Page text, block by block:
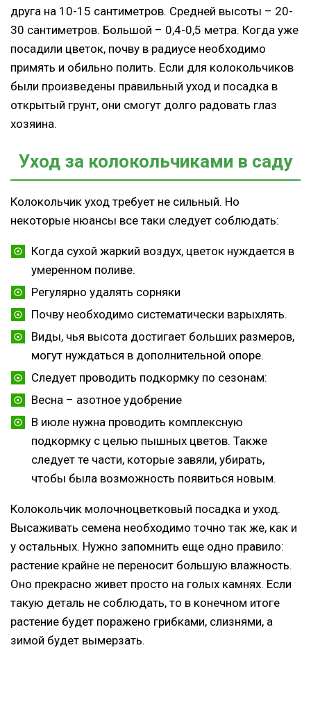
друга на 10-15 сантиметров. Средней высоты – 20-
30 сантиметров. Большой – 0,4-0,5 метра. Когда уже
посадили цветок, почву в радиусе необходимо
примять и обильно полить. Если для колокольчиков
были произведены правильный уход и посадка в
открытый грунт, они смогут долго радовать глаз
хозяина.
Уход за колокольчиками в саду
Колокольчик уход требует не сильный. Но
некоторые нюансы все таки следует соблюдать:
Когда сухой жаркий воздух, цветок нуждается в
умеренном поливе.
Регулярно удалять сорняки
Почву необходимо систематически взрыхлять.
Виды, чья высота достигает больших размеров,
могут нуждаться в дополнительной опоре.
Следует проводить подкормку по сезонам:
Весна – азотное удобрение
В июле нужна проводить комплексную
подкормку с целью пышных цветов. Также
следует те части, которые завяли, убирать,
чтобы была возможность появиться новым.
Колокольчик молочноцветковый посадка и уход.
Высаживать семена необходимо точно так же, как и
у остальных. Нужно запомнить еще одно правило:
растение крайне не переносит большую влажность.
Оно прекрасно живет просто на голых камнях. Если
такую деталь не соблюдать, то в конечном итоге
растение будет поражено грибками, слизнями, а
зимой будет вымерзать.